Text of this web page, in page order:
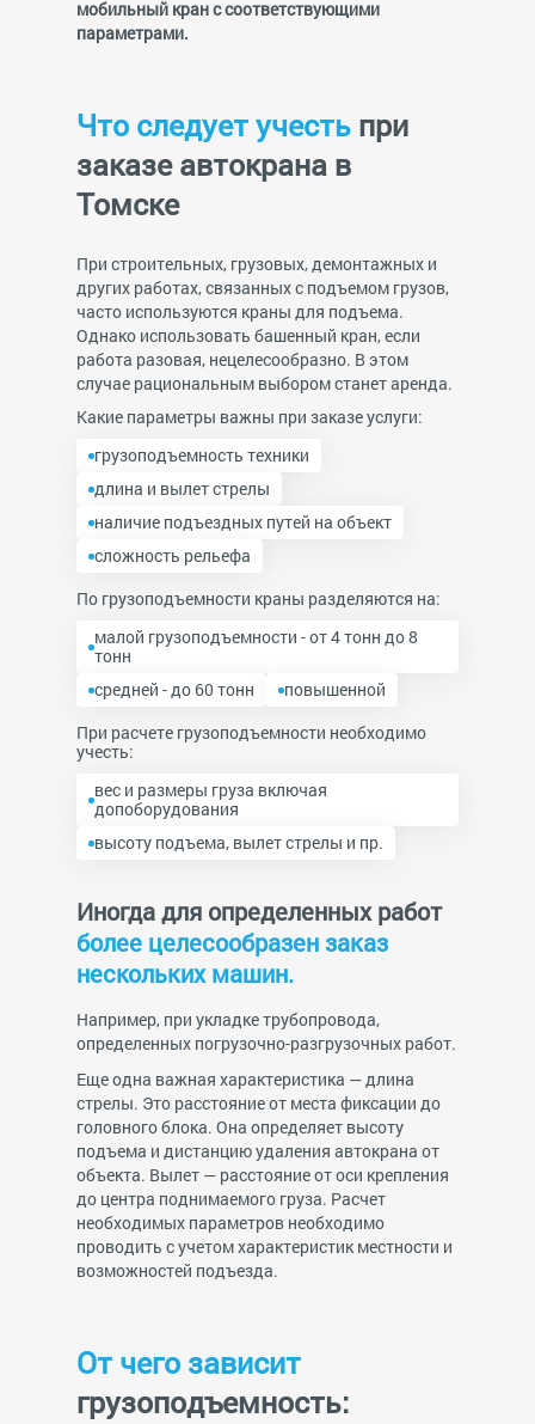
мобильный кран с соответствующими
параметрами.
Что следует учесть при
заказе автокрана в
Томске
При строительных, грузовых, демонтажных и
других работах, связанных с подъемом грузов,
часто используются краны для подъема.
Однако использовать башенный кран, если
работа разовая, нецелесообразно. В этом
случае рациональным выбором станет аренда.
Какие параметры важны при заказе услуги:
грузоподъемность техники
длина и вылет стрелы
наличие подъездных путей на объект
сложность рельефа
По грузоподъемности краны разделяются на:
малой грузоподъемности - от 4 тонн до 8
тонн
средней - до 60 тонн
повышенной
При расчете грузоподъемности необходимо
учесть:
вес и размеры груза включая
допоборудования
высоту подъема, вылет стрелы и пр.
Иногда для определенных работ
более целесообразен заказ
нескольких машин.
Например, при укладке трубопровода,
определенных погрузочно-разгрузочных работ.
Еще одна важная характеристика — длина
стрелы. Это расстояние от места фиксации до
головного блока. Она определяет высоту
подъема и дистанцию удаления автокрана от
объекта. Вылет — расстояние от оси крепления
до центра поднимаемого груза. Расчет
необходимых параметров необходимо
проводить с учетом характеристик местности и
возможностей подъезда.
От чего зависит
грузоподъемность: